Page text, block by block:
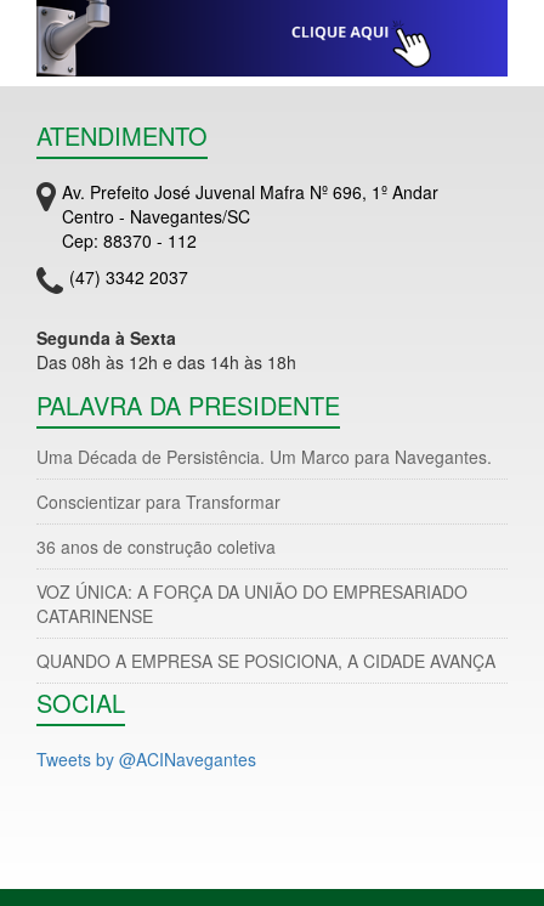
ATENDIMENTO
Av. Prefeito José Juvenal Mafra Nº 696, 1º Andar
Centro - Navegantes/SC
Cep: 88370 - 112
(47) 3342 2037
Segunda à Sexta
Das 08h às 12h e das 14h às 18h
PALAVRA DA PRESIDENTE
Uma Década de Persistência. Um Marco para Navegantes.
Conscientizar para Transformar
36 anos de construção coletiva
VOZ ÚNICA: A FORÇA DA UNIÃO DO EMPRESARIADO
CATARINENSE
QUANDO A EMPRESA SE POSICIONA, A CIDADE AVANÇA
SOCIAL
Tweets by @ACINavegantes